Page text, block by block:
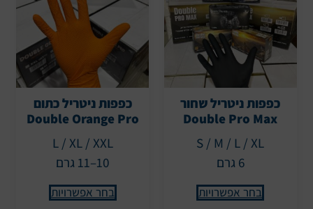
כפפות ניטריל שחור
Double Pro Max
S / M / L / XL
6 גרם
בחר אפשרויות
כפפות ניטריל כתום
Double Orange Pro
L / XL / XXL
10–11 גרם
בחר אפשרויות